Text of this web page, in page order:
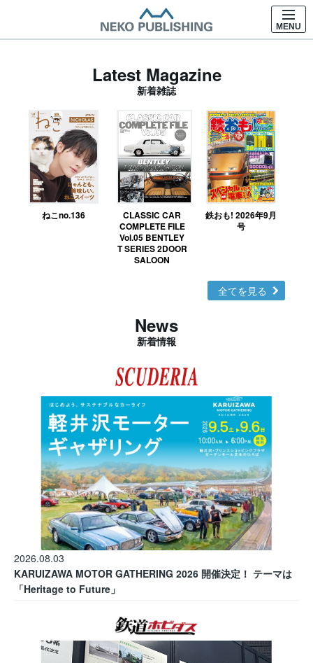
MENU
Latest Magazine
新着雑誌
ねこno.136
CLASSIC CAR
COMPLETE FILE
Vol.05 BENTLEY
T SERIES 2DOOR
SALOON
鉄おも! 2026年9月
号
全てを見る
News
新着情報
2026.08.03
KARUIZAWA MOTOR GATHERING 2026 開催決定！ テーマは
「Heritage to Future」